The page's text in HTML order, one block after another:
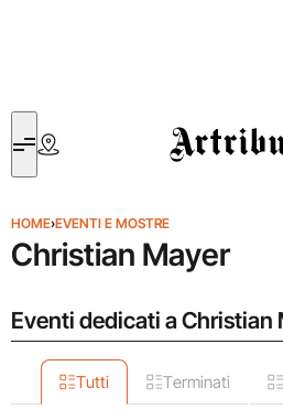
Artribune
HOME›EVENTI E MOSTRE
Christian Mayer
Eventi dedicati a Christian
Tutti Terminati